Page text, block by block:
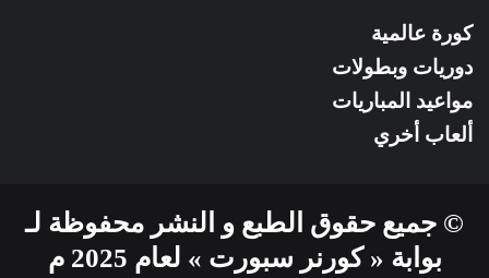
كورة عالمية
دوريات وبطولات
مواعيد المباريات
ألعاب أخري
© جميع حقوق الطبع و النشر محفوظة لـ
بوابة « كورنر سبورت » لعام 2025 م